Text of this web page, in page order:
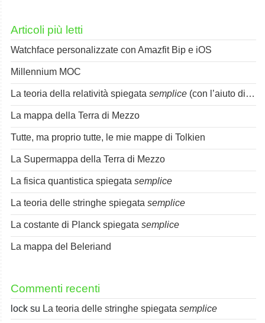
Articoli più letti
Watchface personalizzate con Amazfit Bip e iOS
Millennium MOC
La teoria della relatività spiegata semplice (con l’aiuto di Spok)
La mappa della Terra di Mezzo
Tutte, ma proprio tutte, le mie mappe di Tolkien
La Supermappa della Terra di Mezzo
La fisica quantistica spiegata semplice
La teoria delle stringhe spiegata semplice
La costante di Planck spiegata semplice
La mappa del Beleriand
Commenti recenti
lock su La teoria delle stringhe spiegata semplice